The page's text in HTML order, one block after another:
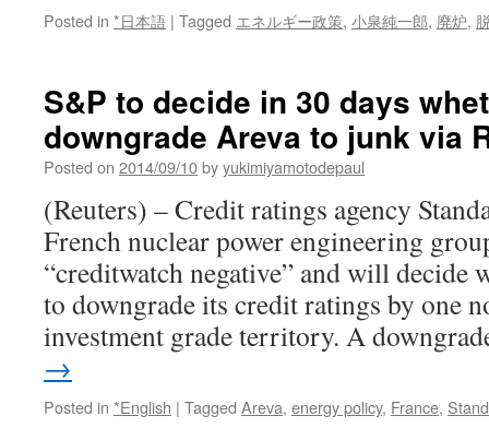
Posted in *日本語 | Tagged エネルギー政策, 小泉純一郎, 廃炉,
S&P to decide in 30 days
downgrade Areva to junk via
Posted on 2014/09/10byyukimiyamotodepaul
(Reuters) – Credit ratings agency
French nuclear power engineering
“creditwatch negative” and will decide
to downgrade its credit ratings by one
investment grade territory. A
→
Posted in *English | Tagged Areva, energy policy, France,